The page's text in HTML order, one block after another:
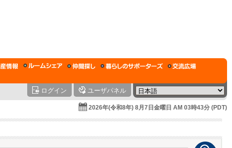
ログイン ユーザパネル
2026年(令和8年) 8月7日金曜日 AM 03時43分 (PDT)